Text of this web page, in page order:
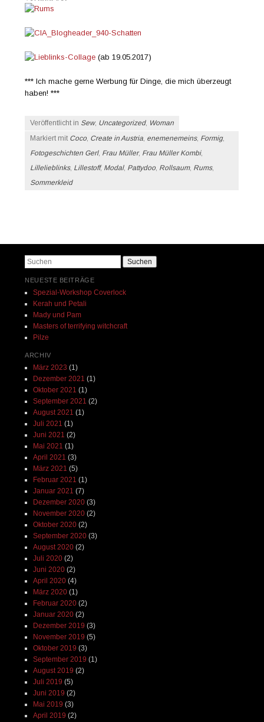
(ab 19.05.2017)
*** Ich mache gerne Werbung für Dinge, die mich überzeugt
haben! ***
Veröffentlicht in Sew, Uncategorized, Woman
Markiert mit Coco, Create in Austria, enemenemeins, Formig,
Fotogeschichten Gerl, Frau Müller, Frau Müller Kombi,
Lillelieblinks, Lillestoff, Modal, Pattydoo, Rollsaum, Rums,
Sommerkleid
Suchen
NEUESTE BEITRÄGE
Spezial-Workshop Coverlock
Kerah und Petali
Mady und Pam
Masters of terrifying witchcraft
Pilze
ARCHIV
März 2023 (1)
Dezember 2021 (1)
Oktober 2021 (1)
September 2021 (2)
August 2021 (1)
Juli 2021 (1)
Juni 2021 (2)
Mai 2021 (1)
April 2021 (3)
März 2021 (5)
Februar 2021 (1)
Januar 2021 (7)
Dezember 2020(3)
November 2020(2)
Oktober 2020(2)
September 2020(3)
August 2020(2)
Juli 2020(2)
Juni 2020(2)
April 2020(4)
März 2020(1)
Februar 2020(2)
Januar 2020(2)
Dezember 2019 (3)
November 2019 (5)
Oktober 2019 (3)
September 2019 (1)
August 2019 (2)
Juli 2019 (5)
Juni 2019 (2)
Mai 2019 (3)
April 2019 (2)